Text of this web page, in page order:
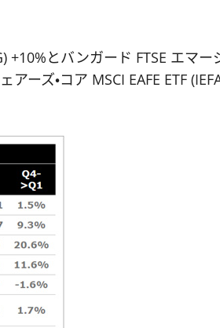
+10%とバンガード FTSE エマー
ーズ・コア MSCI EAFE ETF